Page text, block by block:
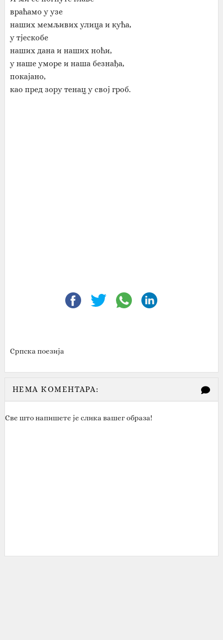
враћамо у узе
наших мемљивих улица и кућа,
у тјескобе
наших дана и наших ноћи,
у наше уморе и наша безнађа,
покајано,
као пред зору тенац у свој гроб.
Српска поезија
НЕМА КОМЕНТАРА:
Све што напишете је слика вашег образа!